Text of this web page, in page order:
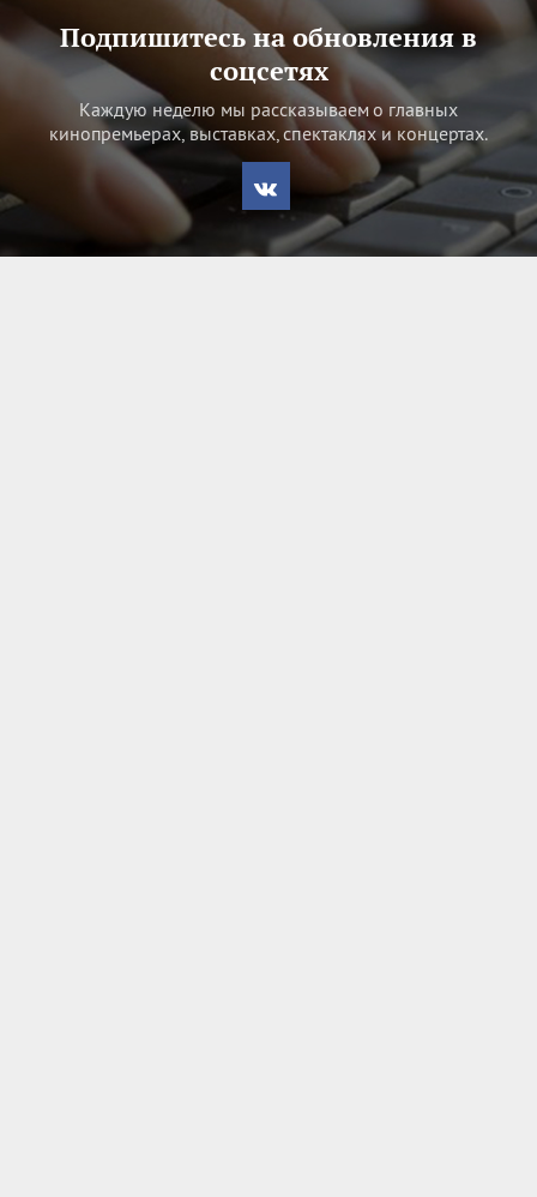
Подпишитесь на обновления в
соцсетях
Каждую неделю мы рассказываем о главных
кинопремьерах, выставках, спектаклях и концертах.